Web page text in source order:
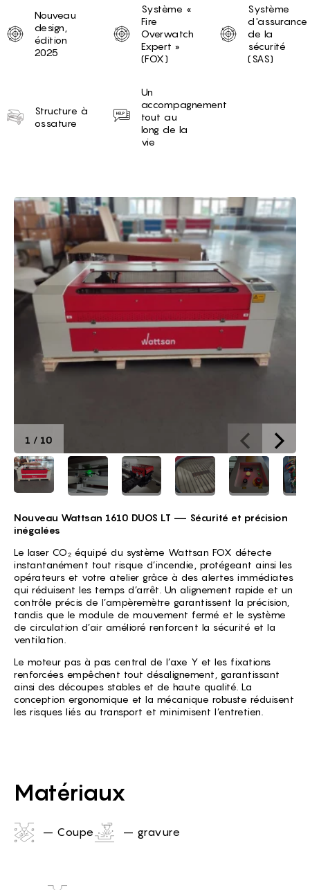
Unique selling proposition
Nouveau
design,
édition
2025
Système «
Fire
Overwatch
Expert »
(FOX)
Système
d'assurance
de la
sécurité
(SAS)
Structure à
ossature
Un
accompagnement
tout au
long de la
vie
Brief of Nouveau 1610 DUOS LT
1 / 10
Nouveau Wattsan 1610 DUOS LT — Sécurité et précision
inégalées
Le laser CO₂ équipé du système Wattsan FOX détecte
instantanément tout risque d’incendie, protégeant ainsi les
opérateurs et votre atelier grâce à des alertes immédiates
qui réduisent les temps d’arrêt. Un alignement rapide et un
contrôle précis de l’ampèremètre garantissent la précision,
tandis que le module de mouvement fermé et le système
de circulation d’air amélioré renforcent la sécurité et la
ventilation.
Le moteur pas à pas central de l’axe Y et les fixations
renforcées empêchent tout désalignement, garantissant
ainsi des découpes stables et de haute qualité. La
conception ergonomique et la mécanique robuste réduisent
les risques liés au transport et minimisent l’entretien.
Matériaux
– Coupe – gravure